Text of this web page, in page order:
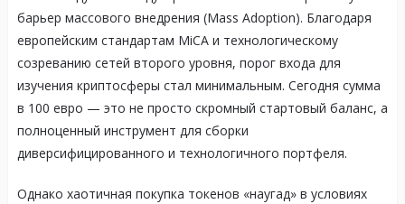
барьер массового внедрения (Mass Adoption). Благодаря
европейским стандартам MiCA и технологическому
созреванию сетей второго уровня, порог входа для
изучения криптосферы стал минимальным. Сегодня сумма
в 100 евро — это не просто скромный стартовый баланс, а
полноценный инструмент для сборки
диверсифицированного и технологичного портфеля.
Однако хаотичная покупка токенов «наугад» в условиях